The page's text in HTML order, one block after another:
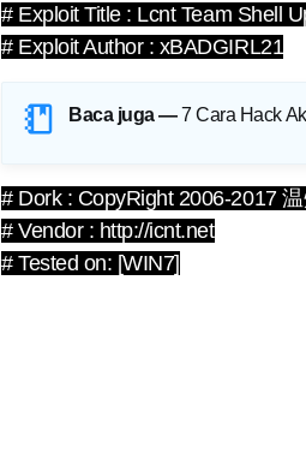
# Exploit Title : Lcnt Team Shell
# Exploit Author : xBADGIRL21
Baca juga — 7 Cara Hack
# Dork : CopyRight 2006-2017
# Vendor : http://icnt.net
# Tested on: [WIN7]